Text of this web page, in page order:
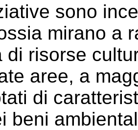
sono
mirano a
di risorse
aree, a
di
beni